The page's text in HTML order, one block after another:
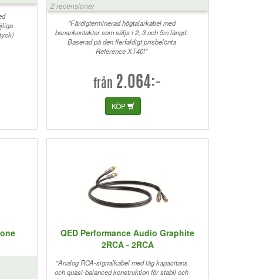
2 recensioner
"Färdigterminerad högtalarkabel med
banankontakter som säljs i 2, 3 och 5m längd.
Baserad på den flerfaldigt prisbelönta
Reference XT40!"
från 2.064:-
KÖP
QED Performance Audio Graphite
2RCA - 2RCA
"Analog RCA-signalkabel med låg kapacitans
och quasi-balanced konstruktion för stabil och